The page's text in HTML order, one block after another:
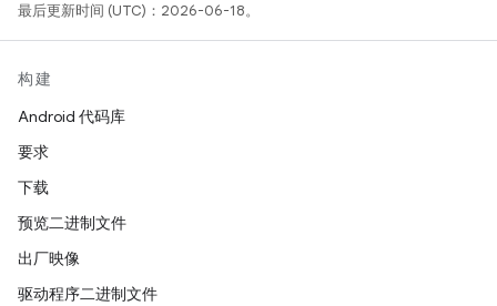
最后更新时间 (UTC)：2026-06-18。
构建
Android 代码库
要求
下载
预览二进制文件
出厂映像
驱动程序二进制文件